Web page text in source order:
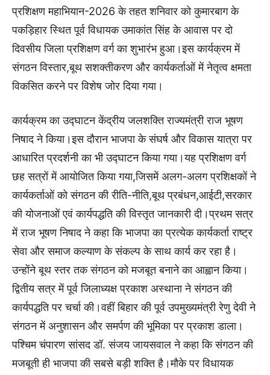
प्रशिक्षण महाभियान-2026 के तहत शनिवार को कुमारबाग के
पकड़िहार स्थित पूर्व विधायक उमाकांत सिंह के आवास पर दो
दिवसीय जिला प्रशिक्षण वर्ग का शुभारंभ हुआ।इस कार्यक्रम में
संगठन विस्तार,बूथ सशक्तीकरण और कार्यकर्ताओं में नेतृत्व क्षमता
विकसित करने पर विशेष जोर दिया गया।
कार्यक्रम का उद्घाटन केंद्रीय जलशक्ति राज्यमंत्री राज भूषण
निषाद ने किया।इस दौरान भाजपा के संघर्ष और विकास यात्रा पर
आधारित प्रदर्शनी का भी उद्घाटन किया गया।यह प्रशिक्षण वर्ग
छह सत्रों में आयोजित किया गया,जिसमें अलग-अलग प्रशिक्षकों ने
कार्यकर्ताओं को संगठन की रीति-नीति,बूथ प्रबंधन,आईटी,सरकार
की योजनाओं एवं कार्यपद्धति की विस्तृत जानकारी दी।प्रथम सत्र
में राज भूषण निषाद ने कहा कि भाजपा का प्रत्येक कार्यकर्ता राष्ट्र
सेवा और समाज कल्याण के संकल्प के साथ कार्य कर रहा है।
उन्होंने बूथ स्तर तक संगठन को मजबूत बनाने का आह्वान किया।
द्वितीय सत्र में पूर्व जिलाध्यक्ष प्रकाश अस्थाना ने संगठन की
कार्यपद्धति पर चर्चा की।वहीं बिहार की पूर्व उपमुख्यमंत्री रेणु देवी ने
संगठन में अनुशासन और समर्पण की भूमिका पर प्रकाश डाला।
पश्चिम चंपारण सांसद डॉ. संजय जायसवाल ने कहा कि संगठन की
मजबूती ही भाजपा की सबसे बड़ी शक्ति है।मौके पर विधायक